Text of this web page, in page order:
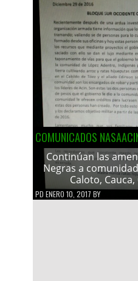
COMUNICADOS
Continúan las
Negras a
Caloto,
PD ENERO 10, 2017 BY